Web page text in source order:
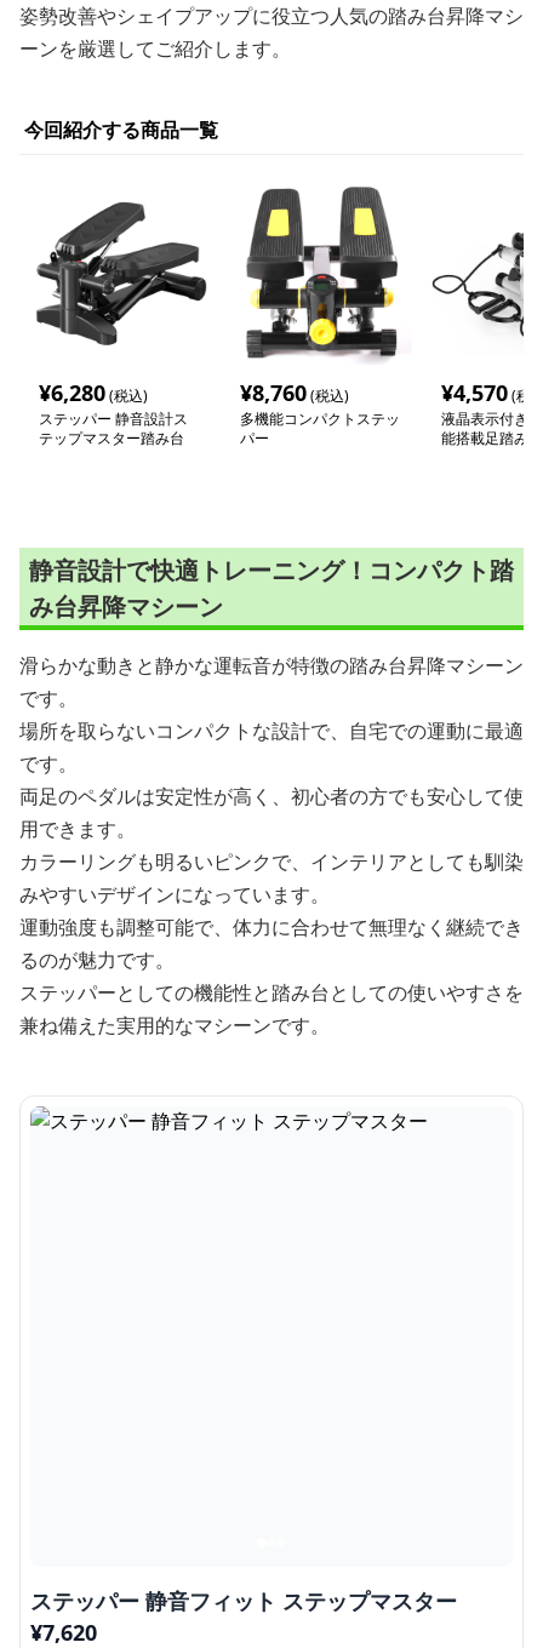
姿勢改善やシェイプアップに役立つ人気の踏み台昇降マシ
ーンを厳選してご紹介します。
今回紹介する商品一覧
¥6,280(税込)
ステッパー 静音設計ス
テップマスター踏み台
¥8,760(税込)
多機能コンパクトステッ
パー
¥4,570(税
液晶表示付き
能搭載足踏み
静音設計で快適トレーニング！コンパクト踏
み台昇降マシーン
滑らかな動きと静かな運転音が特徴の踏み台昇降マシーン
です。
場所を取らないコンパクトな設計で、自宅での運動に最適
です。
両足のペダルは安定性が高く、初心者の方でも安心して使
用できます。
カラーリングも明るいピンクで、インテリアとしても馴染
みやすいデザインになっています。
運動強度も調整可能で、体力に合わせて無理なく継続でき
るのが魅力です。
ステッパーとしての機能性と踏み台としての使いやすさを
兼ね備えた実用的なマシーンです。
ステッパー 静音フィット ステップマスター
¥7,620